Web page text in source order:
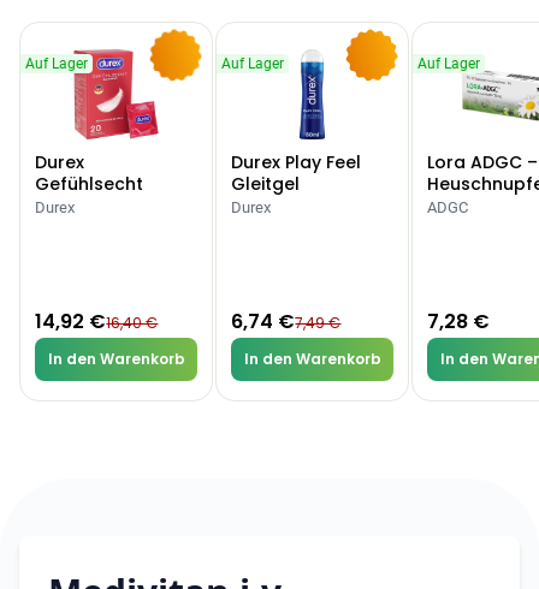
TestzentrumArzneimittel
&
Hygiene &
Haushalt
Baby &
Familie
Sanitätshaus
Classic Kondome
-9%
Auf Lager
Durex
Gefühlsecht
Classic Kondome
Durex
14,92 €16,40 €
In den Warenkorb
-10%
Auf Lager
Durex Play Feel
Gleitgel
Durex
6,74 €7,49 €
In den Warenkorb
Auf Lager
Lora ADGC
Allergien
ADGC
7,28 €
In den